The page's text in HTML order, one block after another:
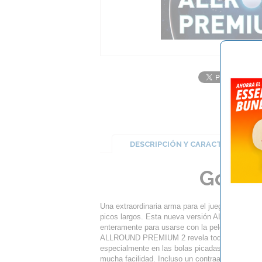
DESCRIPCIÓN Y CARACTERÍSTICAS
Una extraordinaria arma para el juego
picos largos. Esta nueva versión ALLROUND
enteramente para usarse con la pelota de
ALLROUND PREMIUM 2 revela todo su
especialmente en las bolas picadas. Pasar
mucha facilidad. Incluso un contraataque ante